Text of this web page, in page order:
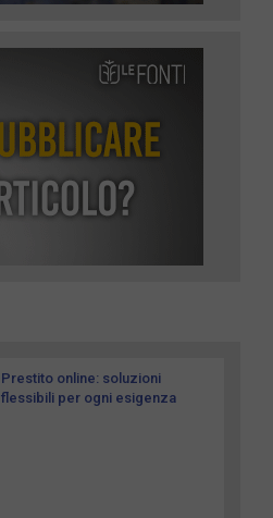
Prestito online: soluzioni
flessibili per ogni esigenza